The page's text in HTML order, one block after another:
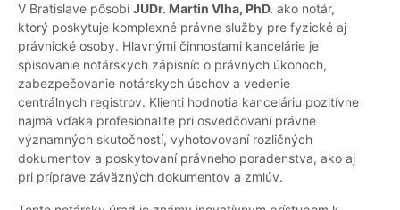
V Bratislave pôsobíJUDr. Martin Vlha, PhD. ako notár,
ktorý poskytuje komplexné právne služby pre fyzické aj
právnické osoby. Hlavnými činnosťami kancelárie je
spisovanie notárskych zápisníc o právnych úkonoch,
zabezpečovanie notárskych úschov a vedenie
centrálnych registrov. Klienti hodnotia kanceláriu pozitívne
najmä vďaka profesionalite pri osvedčovaní právne
významných skutočností, vyhotovovaní rozličných
dokumentov a poskytovaní právneho poradenstva, ako aj
pri príprave záväzných dokumentov a zmlúv.